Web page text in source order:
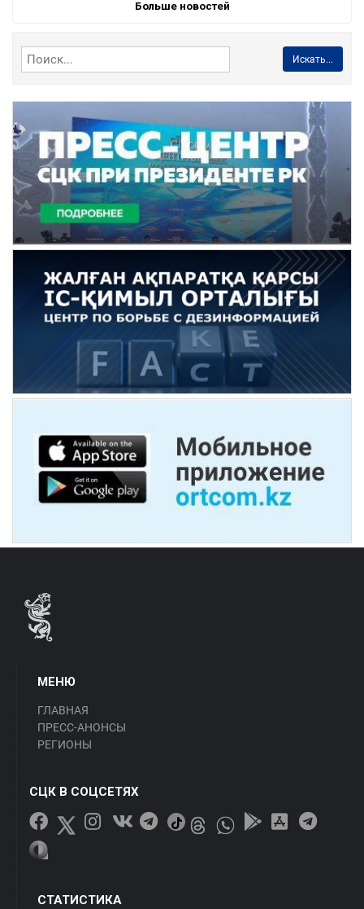
Больше новостей
Искать...
МЕНЮ
ГЛАВНАЯ
ПРЕСС-АНОНСЫ
РЕГИОНЫ
СЦК В СОЦСЕТЯХ
СТАТИСТИКА